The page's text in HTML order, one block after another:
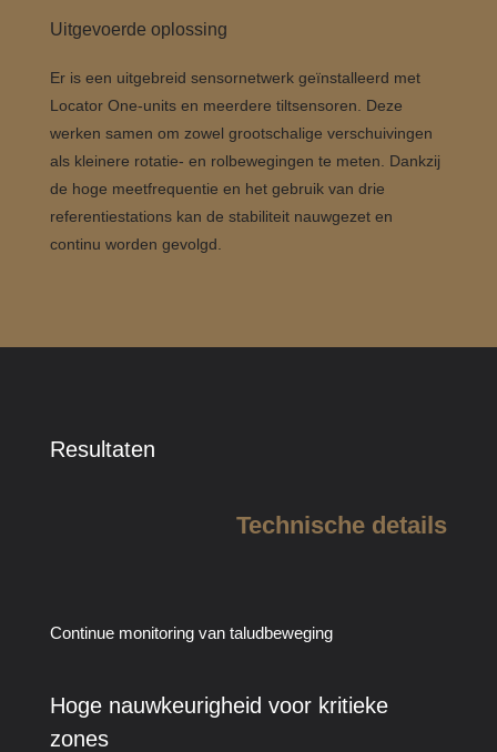
Uitgevoerde oplossing
Er is een uitgebreid sensornetwerk geïnstalleerd met
Locator One-units en meerdere tiltsensoren. Deze
werken samen om zowel grootschalige verschuivingen
als kleinere rotatie- en rolbewegingen te meten. Dankzij
de hoge meetfrequentie en het gebruik van drie
referentiestations kan de stabiliteit nauwgezet en
continu worden gevolgd.
Resultaten
Technische details
Continue monitoring van taludbeweging
Hoge nauwkeurigheid voor kritieke
zones